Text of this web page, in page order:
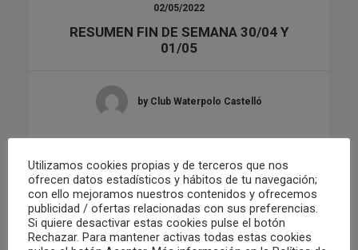
02/05/2022
RESUMEN FIN DE SEMANA 30/04 Y
01/05
by Club Waterpolo Castelló
Utilizamos cookies propias y de terceros que nos
ofrecen datos estadísticos y hábitos de tu navegación;
con ello mejoramos nuestros contenidos y ofrecemos
publicidad / ofertas relacionadas con sus preferencias.
Si quiere desactivar estas cookies pulse el botón
Rechazar. Para mantener activas todas estas cookies